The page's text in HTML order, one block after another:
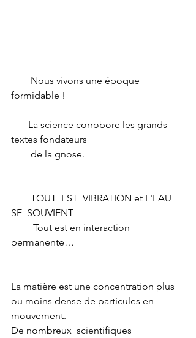
formidable !
textes fondateurs
        de la gnose.
SE  SOUVIENT
permanente…
La matière est une concentration plus
ou moins dense de particules en
mouvement.
De nombreux  scientifiques